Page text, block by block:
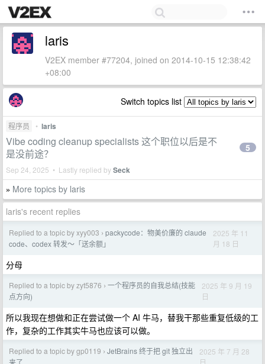
laris
V2EX member #77204, joined on 2014-10-15 12:38:42
+08:00
Switch topics list
程序员 • laris
Vibe coding cleanup specialists 这个职位以后是不
是没前途？
Sep 24, 2025 • Lastly replied bySeck
5
» More topics by laris
laris's recent replies
Replied to a topic by xyy003 › packycode：物美价廉的 claude
code、codex 转发～「送余额」
2025 年 11
月 18 日
分母
Replied to a topic by zyt5876 › 一个程序员的自我总结(技能
点方向)
2025 年 9 月 19
日
所以我现在想做和正在尝试做一个 AI 牛马，替我干那些重复低级的工
作，复杂的工作其实牛马也应该可以做。
Replied to a topic by gp0119 › JetBrains 终于把 git 独立出
来了
2025 年 7 月 28
日